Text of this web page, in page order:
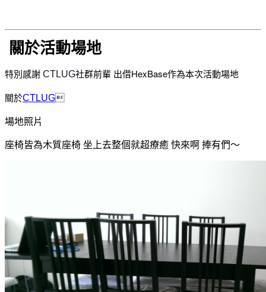
關於活動場地
特別感謝 CTLUG社群前輩 出借HexBase作為本次活動場地
關於CTLUG
場地照片
座椅皆為木質座椅 坐上去整個就超療癒 快來啊 捧有們～